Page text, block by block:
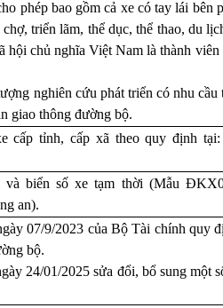
phép bao gồm cả xe có tay lái
triển lãm, thể dục, thể thao, du
hội chủ nghĩa Việt Nam là thành
nghiên cứu phát triển có nhu
giao thông đường bộ.
cấp tỉnh, cấp xã theo quy định
biển số xe tạm thời (Mẫu
an).
07/9/2023 của Bộ Tài chính quy
bộ.
24/01/2025 sửa đổi, bổ sung